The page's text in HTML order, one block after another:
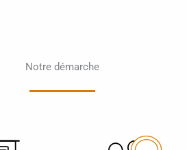
Notre démarche